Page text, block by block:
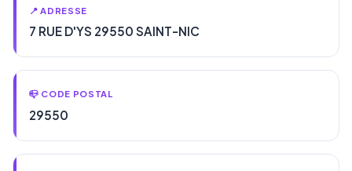
📍 ADRESSE
7 RUE D'YS 29550 SAINT-NIC
📪 CODE POSTAL
29550